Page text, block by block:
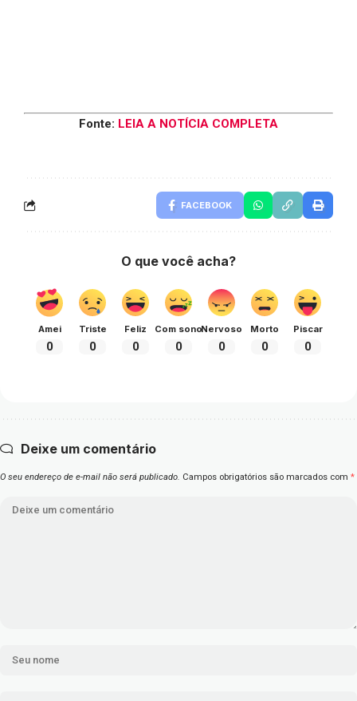
Fonte: LEIA A NOTÍCIA COMPLETA
FACEBOOK
O que você acha?
Amei
0
Triste
0
Feliz
0
Com sono
0
Nervoso
0
Morto
0
Piscar
0
Deixe um comentário
O seu endereço de e-mail não será publicado. Campos obrigatórios são marcados com *